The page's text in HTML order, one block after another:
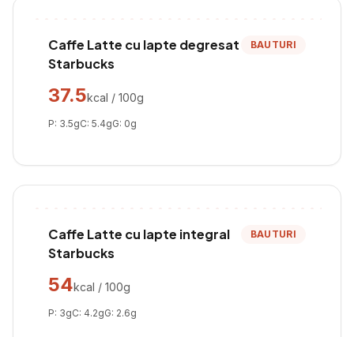
Caffe Latte cu lapte degresat
Starbucks
BAUTURI
37.5kcal / 100g
P: 3.5gC: 5.4gG: 0g
Caffe Latte cu lapte integral
Starbucks
BAUTURI
54kcal / 100g
P: 3gC: 4.2gG: 2.6g